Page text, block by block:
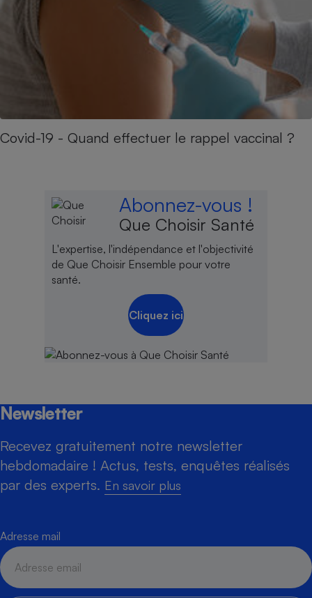
Covid-19 - Quand effectuer le rappel vaccinal ?
Abonnez-vous !
Que Choisir Santé
L'expertise, l'indépendance et l'objectivité
de Que Choisir Ensemble pour votre
santé.
Cliquez ici
Newsletter
Recevez gratuitement notre newsletter
hebdomadaire ! Actus, tests, enquêtes réalisés
par des experts. En savoir plus
Adresse mail